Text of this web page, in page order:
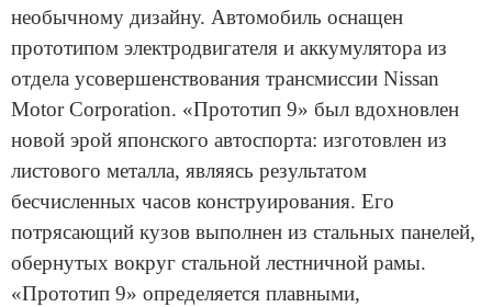
необычному дизайну. Автомобиль оснащен
прототипом электродвигателя и аккумулятора из
отдела усовершенствования трансмиссии Nissan
Motor Corporation. «Прототип 9» был вдохновлен
новой эрой японского автоспорта: изготовлен из
листового металла, являясь результатом
бесчисленных часов конструирования. Его
потрясающий кузов выполнен из стальных панелей,
обернутых вокруг стальной лестничной рамы.
«Прототип 9» определяется плавными,